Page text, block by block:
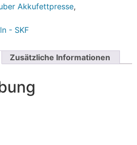
Akkufettpresse,
- SKF
Zusätzliche Informationen